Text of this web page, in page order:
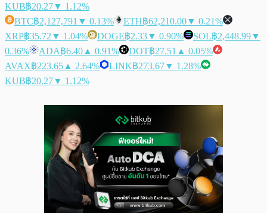
KUB฿20.27▼ 1.12%
BTC฿2,127,791 ▼ 0.13% ETH฿62,210.00▼ 0.21%
XRP฿35.72 ▼ 1.04% DOGE฿2.33▼ 0.90% SOL฿2,448.99▼
0.36%
ADA฿6.40 ▲ 0.91% DOT฿27.51 ▲ 0.05%
AVAX฿223.65 ▲ 2.64% LINK฿273.67▼ 1.28%
KUB฿20.27▼ 1.12%